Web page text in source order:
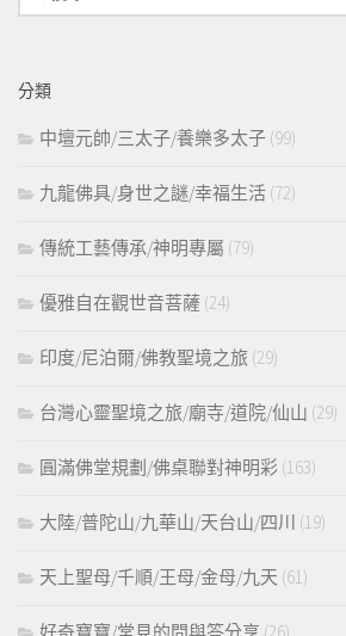
尋
字:
分類
中壇元帥/三太子/養樂多太子 (99)
九龍佛具/身世之謎/幸福生活 (72)
傳統工藝傳承/神明專屬 (79)
優雅自在觀世音菩薩 (24)
印度/尼泊爾/佛教聖境之旅 (29)
台灣心靈聖境之旅/廟寺/道院/仙山 (29)
圓滿佛堂規劃/佛桌聯對神明彩 (163)
大陸/普陀山/九華山/天台山/四川 (19)
天上聖母/千順/王母/金母/九天 (61)